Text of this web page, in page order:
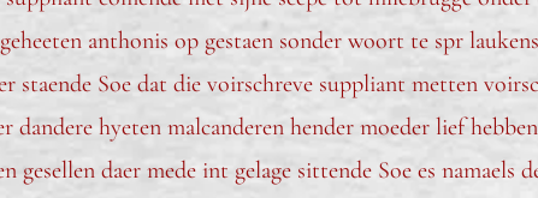
anthonis op gestaen sonder woort te spr
staende Soe dat die voirschreve suppliant metten
hyeten malcanderen hender moeder lief
daer mede int gelage sittende Soe es namaels